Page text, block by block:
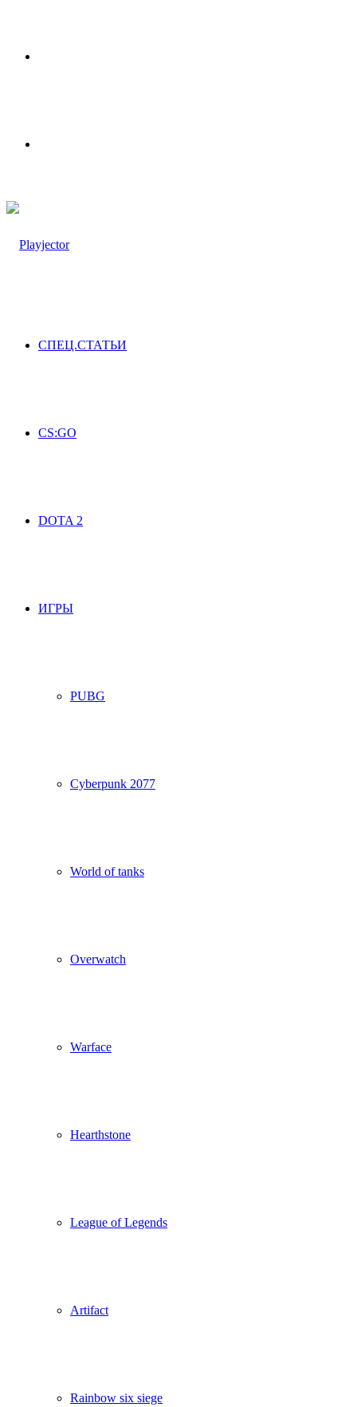
СПЕЦ.СТАТЬИ
CS:GO
DOTA 2
ИГРЫ
PUBG
Cyberpunk 2077
World of tanks
Overwatch
Warface
Hearthstone
League of Legends
Artifact
Rainbow six siege